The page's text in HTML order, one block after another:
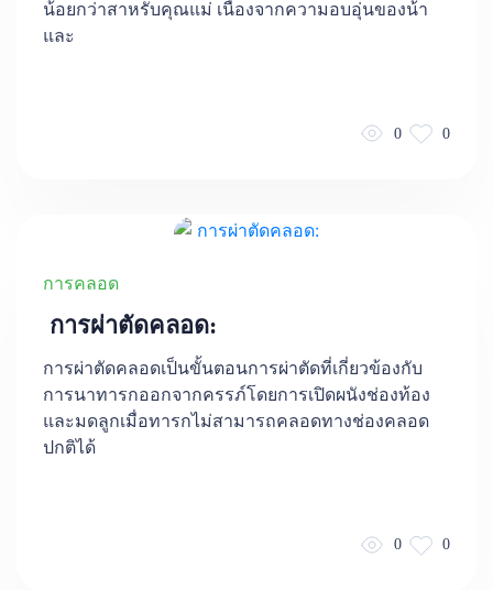
น้อยกว่าสาหรับคุณแม่ เนื่องจากความอบอุ่นของน้า
และ
0 0
การคลอด
การผ่าตัดคลอด:
การผ่าตัดคลอดเป็นขั้นตอนการผ่าตัดที่เกี่ยวข้องกับ
การนาทารกออกจากครรภ์โดยการเปิดผนังช่องท้อง
และมดลูกเมื่อทารกไม่สามารถคลอดทางช่องคลอด
ปกติได้
0 0